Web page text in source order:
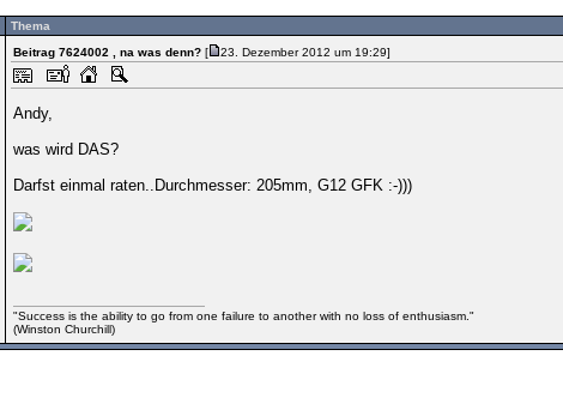
Thema
Beitrag 7624002 , na was denn?[
23. Dezember 2012 um 19:29]
Andy,
was wird DAS?
Darfst einmal raten..Durchmesser: 205mm, G12 GFK :-)))
"Success is the ability to go from one failure to another with no loss of enthusiasm."
(Winston Churchill)